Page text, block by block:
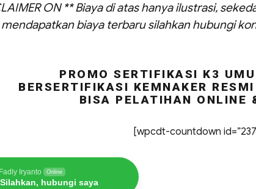
ON ** Biaya di atas hanya ilustrasi,
biaya terbaru silahkan hubungi
PROMO SERTIFIKASI K3
BERSERTIFIKASI KEMNAKER
BISA PELATIHAN ONLINE
[wpcdt-countdown
Fadly Iryanto Online
Silahkan, hubungi saya